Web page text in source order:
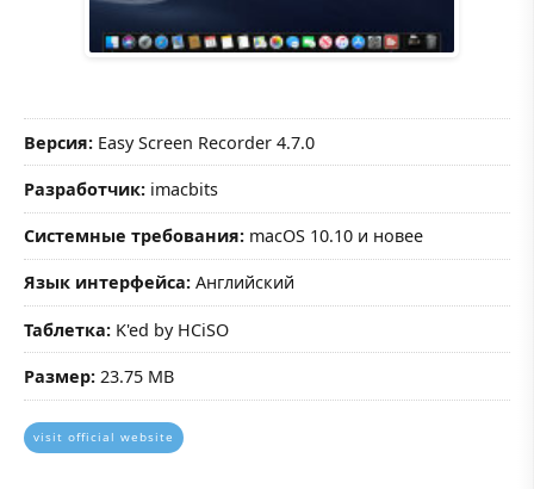
Версия: Easy Screen Recorder 4.7.0
Разработчик: imacbits
Системные требования: macOS 10.10 и новее
Язык интерфейса: Английский
Таблетка: K'ed by HCiSO
Размер: 23.75 MB
visit official website